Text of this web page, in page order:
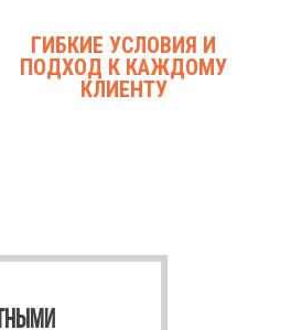
ГИБКИЕ УСЛОВИЯ И
ПОДХОД К КАЖДОМУ
КЛИЕНТУ